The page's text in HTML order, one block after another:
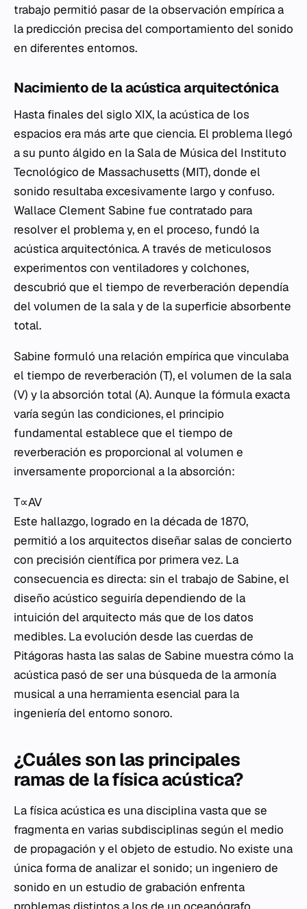
trabajo permitió pasar de la observación empírica a
la predicción precisa del comportamiento del sonido
en diferentes entornos.
Nacimiento de la acústica arquitectónica
Hasta finales del siglo XIX, la acústica de los
espacios era más arte que ciencia. El problema llegó
a su punto álgido en la Sala de Música del Instituto
Tecnológico de Massachusetts (MIT), donde el
sonido resultaba excesivamente largo y confuso.
Wallace Clement Sabine fue contratado para
resolver el problema y, en el proceso, fundó la
acústica arquitectónica. A través de meticulosos
experimentos con ventiladores y colchones,
descubrió que el tiempo de reverberación dependía
del volumen de la sala y de la superficie absorbente
total.
Sabine formuló una relación empírica que vinculaba
el tiempo de reverberación (T), el volumen de la sala
(V) y la absorción total (A). Aunque la fórmula exacta
varía según las condiciones, el principio
fundamental establece que el tiempo de
reverberación es proporcional al volumen e
inversamente proporcional a la absorción:
T∝AV​
Este hallazgo, logrado en la década de 1870,
permitió a los arquitectos diseñar salas de concierto
con precisión científica por primera vez. La
consecuencia es directa: sin el trabajo de Sabine, el
diseño acústico seguiría dependiendo de la
intuición del arquitecto más que de los datos
medibles. La evolución desde las cuerdas de
Pitágoras hasta las salas de Sabine muestra cómo la
acústica pasó de ser una búsqueda de la armonía
musical a una herramienta esencial para la
ingeniería del entorno sonoro.
¿Cuáles son las principales
ramas de la física acústica?
La física acústica es una disciplina vasta que se
fragmenta en varias subdisciplinas según el medio
de propagación y el objeto de estudio. No existe una
única forma de analizar el sonido; un ingeniero de
sonido en un estudio de grabación enfrenta